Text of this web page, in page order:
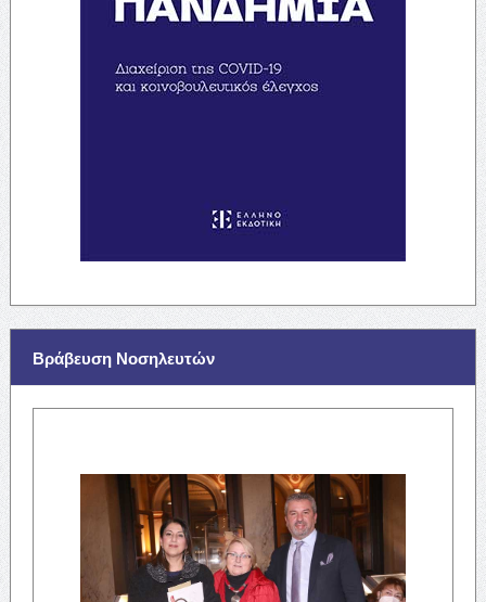
Βράβευση Νοσηλευτών